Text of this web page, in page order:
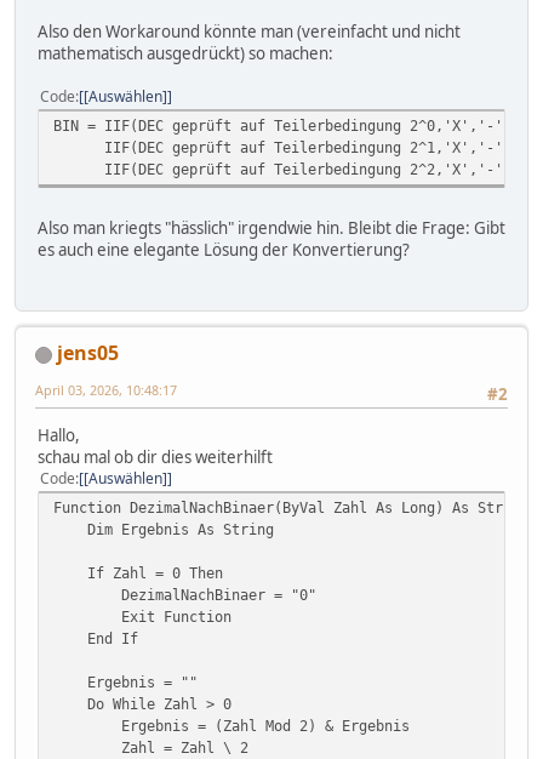
Also den Workaround könnte man (vereinfacht und nicht
mathematisch ausgedrückt) so machen:
Code [Auswählen]
BIN = IIF(DEC geprüft auf Teilerbedingung 2^0,'X','-') &
IIF(DEC geprüft auf Teilerbedingung 2^1,'X','-') &
IIF(DEC geprüft auf Teilerbedingung 2^2,'X','-')
Also man kriegts "hässlich" irgendwie hin. Bleibt die Frage: Gibt
es auch eine elegante Lösung der Konvertierung?
jens05
#2
April 03, 2026, 10:48:17
Hallo,
schau mal ob dir dies weiterhilft
Code [Auswählen]
Function DezimalNachBinaer(ByVal Zahl As Long) As String
Dim Ergebnis As String
If Zahl = 0 Then
DezimalNachBinaer = "0"
Exit Function
End If
Ergebnis = ""
Do While Zahl > 0
Ergebnis = (Zahl Mod 2) & Ergebnis
Zahl = Zahl \ 2